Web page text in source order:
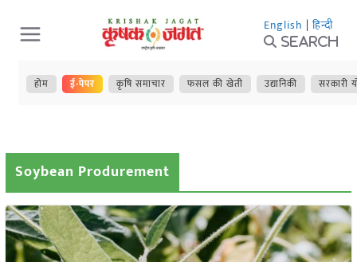
Skip
to
content
English | हिन्दी
Search
होम ई-पेपर कृषि समाचार फसल की खेती उद्यानिकी सरकारी
Soybean Produrement